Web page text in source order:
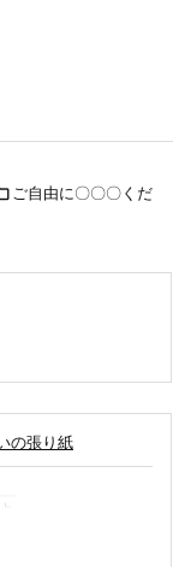
ご自由に〇〇〇くだ
の張り紙